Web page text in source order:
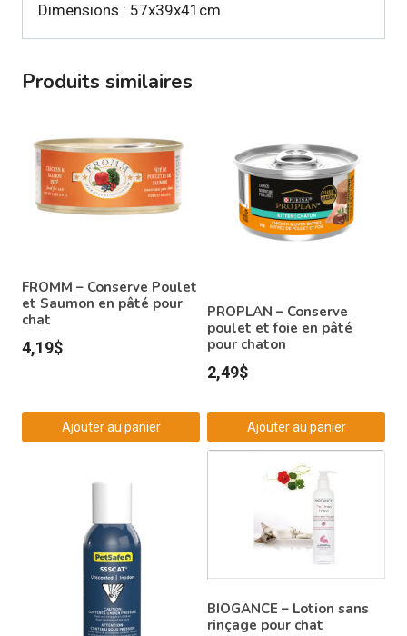
Dimensions : 57x39x41cm
Produits similaires
FROMM – Conserve Poulet
et Saumon en pâté pour
chat
4,19$
Ajouter au panier
PROPLAN – Conserve
poulet et foie en pâté
pour chaton
2,49$
Ajouter au panier
BIOGANCE – Lotion sans
rinçage pour chat